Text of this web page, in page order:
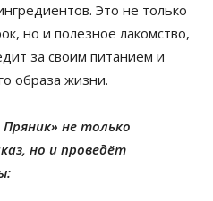
Это не только
но и полезное лакомство,
за своим питанием и
образа жизни.
не только
но и проведёт